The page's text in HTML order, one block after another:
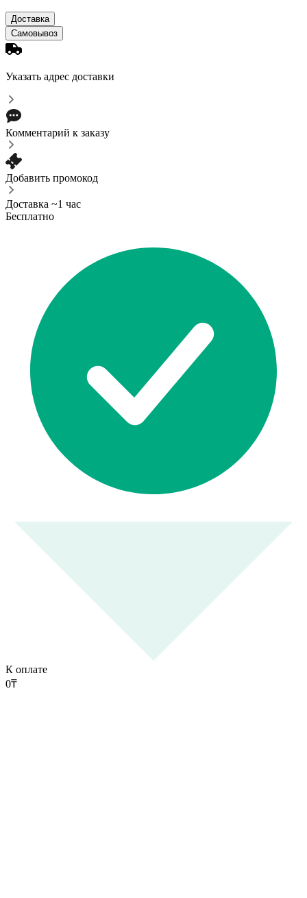
Доставка
Самовывоз
Указать адрес доставки
Комментарий к заказу
Добавить промокод
Доставка ~1 час
Бесплатно
К оплате
0₸